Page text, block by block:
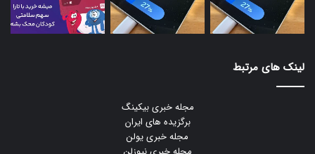
لینک های مرتبط
مجله خبری بیکینگ
برگزیده های ایران
مجله خبری یولن